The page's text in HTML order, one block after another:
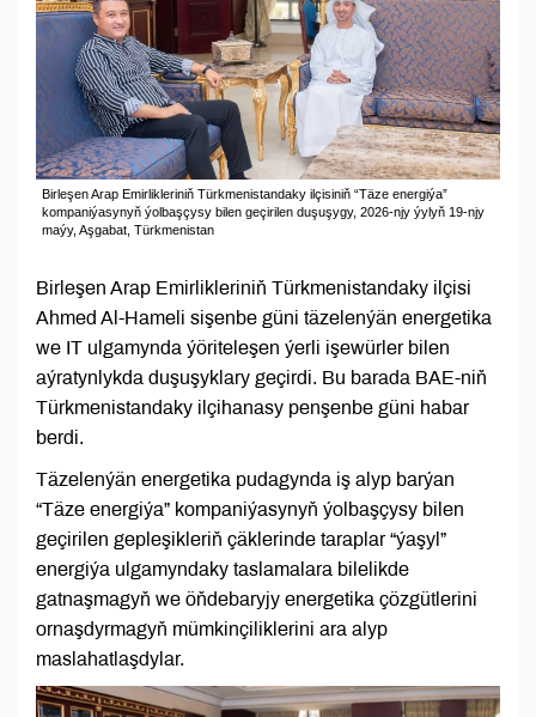
Birleşen Arap Emirlikleriniň Türkmenistandaky ilçisiniň “Täze energiýa”
kompaniýasynyň ýolbaşçysy bilen geçirilen duşuşygy, 2026-njy ýylyň 19-njy
maýy, Aşgabat, Türkmenistan
Birleşen Arap Emirlikleriniň Türkmenistandaky ilçisi
Ahmed Al-Hameli sişenbe güni täzelenýän energetika
we IT ulgamynda ýöriteleşen ýerli işewürler bilen
aýratynlykda duşuşyklary geçirdi. Bu barada BAE-niň
Türkmenistandaky ilçihanasy penşenbe güni habar
berdi.
Täzelenýän energetika pudagynda iş alyp barýan
“Täze energiýa” kompaniýasynyň ýolbaşçysy bilen
geçirilen gepleşikleriň çäklerinde taraplar “ýaşyl”
energiýa ulgamyndaky taslamalara bilelikde
gatnaşmagyň we öňdebaryjy energetika çözgütlerini
ornaşdyrmagyň mümkinçiliklerini ara alyp
maslahatlaşdylar.